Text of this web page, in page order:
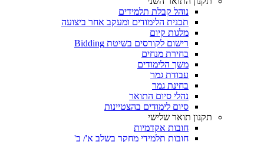
נוהל קבלת תלמידים
תכנית הלימודים ומעקב אחר ביצועה
מלגות קיום
רישום לקורסים בשיטת Bidding
בחירת מנחים
משך הלימודים
עבודת גמר
בחינת גמר
נהלי סיום התואר
סיום לימודים בהצטיינות
תקנון תואר שלישי
חובות אקדמיות
חובות תלמידי מחקר בשלב א'/ ב'